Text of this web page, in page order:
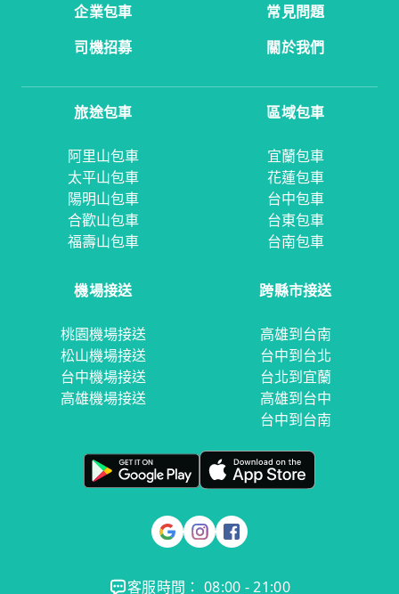
企業包車
常見問題
司機招募
關於我們
旅途包車
阿里山包車
太平山包車
陽明山包車
合歡山包車
福壽山包車
區域包車
宜蘭包車
花蓮包車
台中包車
台東包車
台南包車
機場接送
桃園機場接送
松山機場接送
台中機場接送
高雄機場接送
跨縣市接送
高雄到台南
台中到台北
台北到宜蘭
高雄到台中
台中到台南
客服時間： 08:00 - 21:00